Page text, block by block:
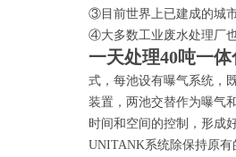
③目前世界上已建成的城
④大多数工业废水处理厂
一天处理40吨一
式，每池设有曝气系统，
装置，两池交替作为曝气
时间和空间的控制，形成
UNITANK系统除保持原